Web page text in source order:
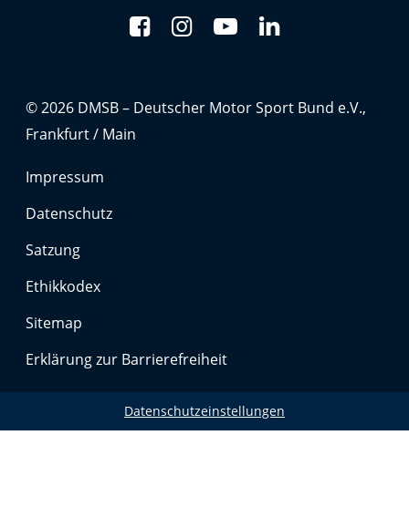
© 2026 DMSB – Deutscher Motor Sport Bund e.V.,
Frankfurt / Main
Impressum
Datenschutz
Satzung
Ethikkodex
Sitemap
Erklärung zur Barrierefreiheit
Datenschutzeinstellungen